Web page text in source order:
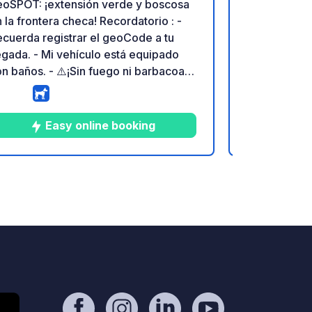
¡extensión verde y boscosa
frontera checa! Recordatorio : -
registrar el geoCode a tu
- Mi vehículo está equipado
baños. - ⚠️¡Sin fuego ni barbacoa! -
gratuita y sin comisión para
propietario - Paypal:
paypal.me/Rybak898 -
geospot.app/en
Easy online booking